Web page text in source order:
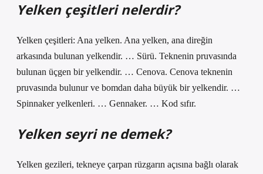
Yelken çeşitleri nelerdir?
Yelken çeşitleri: Ana yelken. Ana yelken, ana direğin
arkasında bulunan yelkendir. … Sürü. Teknenin pruvasında
bulunan üçgen bir yelkendir. … Cenova. Cenova teknenin
pruvasında bulunur ve bomdan daha büyük bir yelkendir. …
Spinnaker yelkenleri. … Gennaker. … Kod sıfır.
Yelken seyri ne demek?
Yelken gezileri, tekneye çarpan rüzgarın açısına bağlı olarak